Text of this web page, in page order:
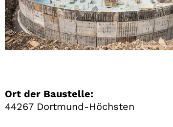
Ort der Baustelle:
44267 Dortmund-Höchsten